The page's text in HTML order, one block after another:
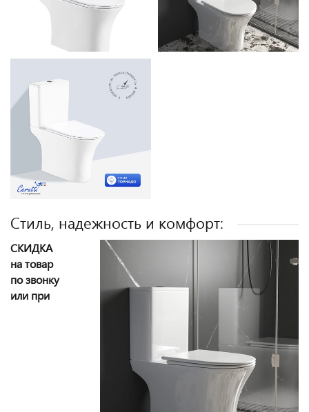
Стиль, надежность и комфорт:
СКИДКА
на товар
по звонку
или при